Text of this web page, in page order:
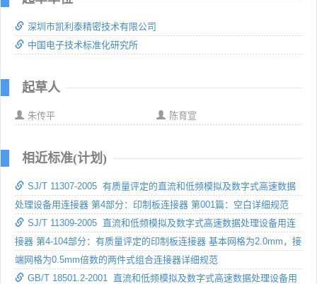
深圳市凯利泰精密技术有限公司
中国电子技术标准化研究所
起草人
朱传平 陈育宣
相近标准(计划)
SJ/T 11307-2005 有质量评定的直流和低频模拟及数字式高速数据
处理设备用连接器 第4部分：印制板连接器 第001篇：空白详细规范
SJ/T 11309-2005 直流和低频模拟及数字式高速数据处理设备用连
接器 第4-104部分：有质量评定的印制板连接器 基本网格为2.0mm，接
端网格为0.5mm倍数的两件式组合连接器详细规范
GB/T 18501.2-2001 直流和低频模拟及数字式高速数据处理设备用